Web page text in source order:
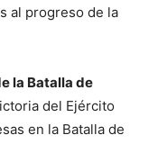
al progreso de la
la Batalla de
del Ejército
en la Batalla de